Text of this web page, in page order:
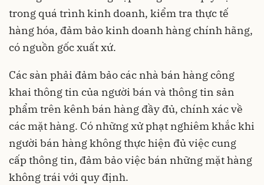
trong quá trình kinh doanh, kiểm tra thực tế
hàng hóa, đảm bảo kinh doanh hàng chính hãng,
có nguồn gốc xuất xứ.
Các sàn phải đảm bảo các nhà bán hàng công
khai thông tin của người bán và thông tin sản
phẩm trên kênh bán hàng đầy đủ, chính xác về
các mặt hàng. Có những xử phạt nghiêm khắc khi
người bán hàng không thực hiện đủ việc cung
cấp thông tin, đảm bảo việc bán những mặt hàng
không trái với quy định.